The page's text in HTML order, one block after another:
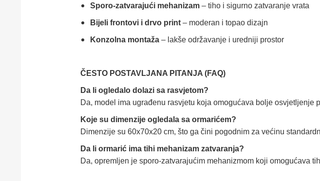
Sporo-zatvarajući mehanizam– tiho i sigurno zatvaranje vrata
Bijeli frontovi i drvo print– moderan i topao dizajn
Konzolna montaža– lakše održavanje i uredniji prostor
ČESTO POSTAVLJANA PITANJA (FAQ)
Da li ogledalo dolazi sa rasvjetom?
Da, model ima ugrađenu rasvjetu koja omogućava bolje osvjetljenje
Koje su dimenzije ogledala sa ormarićem?
Dimenzije su 60x70x20 cm, što ga čini pogodnim za većinu
Da li ormarić ima tihi mehanizam zatvaranja?
Da, opremljen je sporo-zatvarajućim mehanizmom koji omogućava